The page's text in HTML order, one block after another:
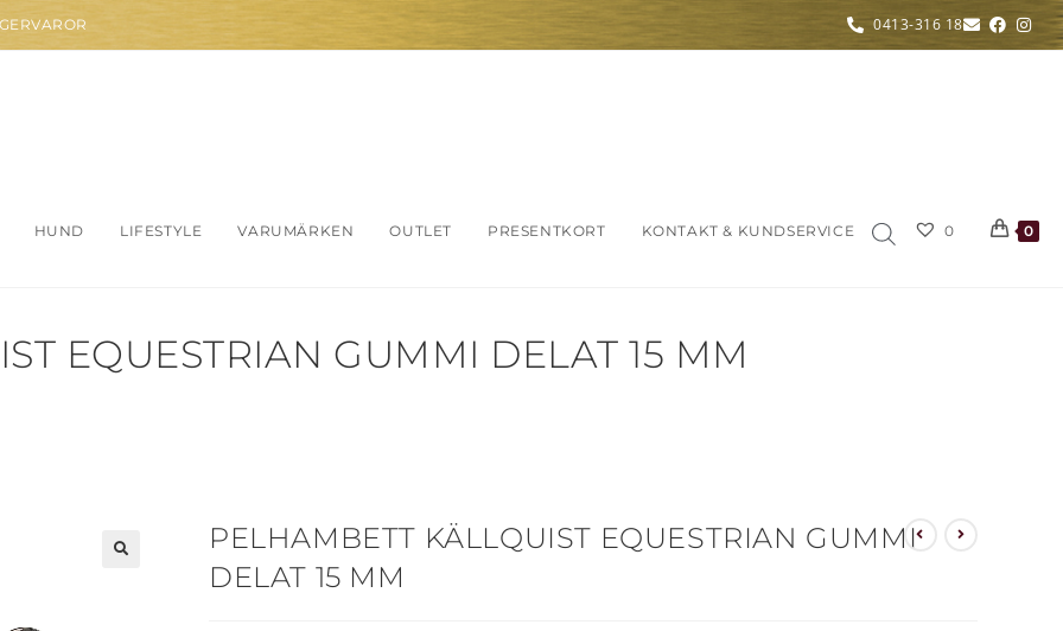
0413-316 18
HUND LIFESTYLE VARUMÄRKEN OUTLET PRESENTKORT KONTAKT & KUNDSERVICE 0 0
EQUESTRIAN GUMMI DELAT 15 MM
PELHAMBETT KÄLLQUIST EQUESTRIAN GUMMI
DELAT 15 MM